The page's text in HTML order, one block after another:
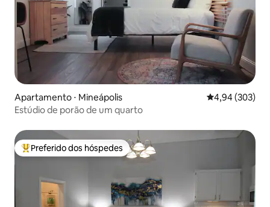
Apartamento ⋅ Mineápolis 4,94 de uma
4,94 (303)
Estúdio de porão de um quarto
Entre os melhores preferidos dos hóspedes
Preferido dos hóspedes